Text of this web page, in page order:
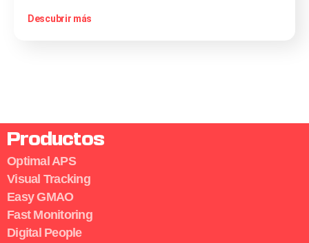
Descubrir más
Productos
Optimal APS
Visual Tracking
Easy GMAO
Fast Monitoring
Digital People